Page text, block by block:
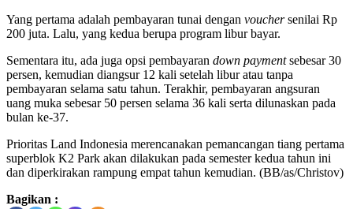
Yang pertama adalah pembayaran tunai dengan vouchersenilai Rp
200 juta. Lalu, yang kedua berupa program libur bayar.
Sementara itu, ada juga opsi pembayaran down paymentsebesar 30
persen, kemudian diangsur 12 kali setelah libur atau tanpa
pembayaran selama satu tahun. Terakhir, pembayaran angsuran
uang muka sebesar 50 persen selama 36 kali serta dilunaskan pada
bulan ke-37.
Prioritas Land Indonesia merencanakan pemancangan tiang pertama
superblok K2 Park akan dilakukan pada semester kedua tahun ini
dan diperkirakan rampung empat tahun kemudian. (BB/as/Christov)
Bagikan :